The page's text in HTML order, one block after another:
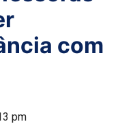
com
pm